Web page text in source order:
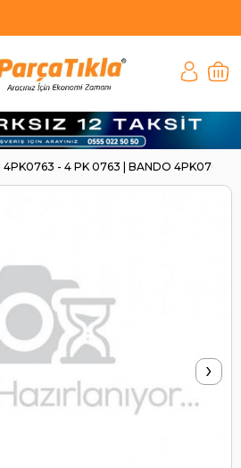
4PK0763 - 4 PK 0763 | BANDO 4PK0763
›